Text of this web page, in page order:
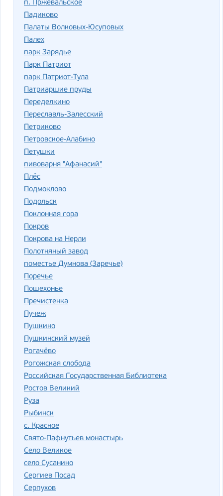
п. Пржевальское
Падиково
Палаты Волковых-Юсуповых
Палех
парк Зарядье
Парк Патриот
парк Патриот-Тула
Патриаршие пруды
Переделкино
Переславль-Залесский
Петриково
Петровское-Алабино
Петушки
пивоварня "Афанасий"
Плёс
Подмоклово
Подольск
Поклонная гора
Покров
Покрова на Нерли
Полотняный завод
поместье Думнова (Заречье)
Поречье
Пошехонье
Пречистенка
Пучеж
Пушкино
Пушкинский музей
Рогачёво
Рогожская слобода
Российская Государственная Библиотека
Ростов Великий
Руза
Рыбинск
с. Красное
Свято-Пафнутьев монастырь
Село Великое
село Сусанино
Сергиев Посад
Серпухов